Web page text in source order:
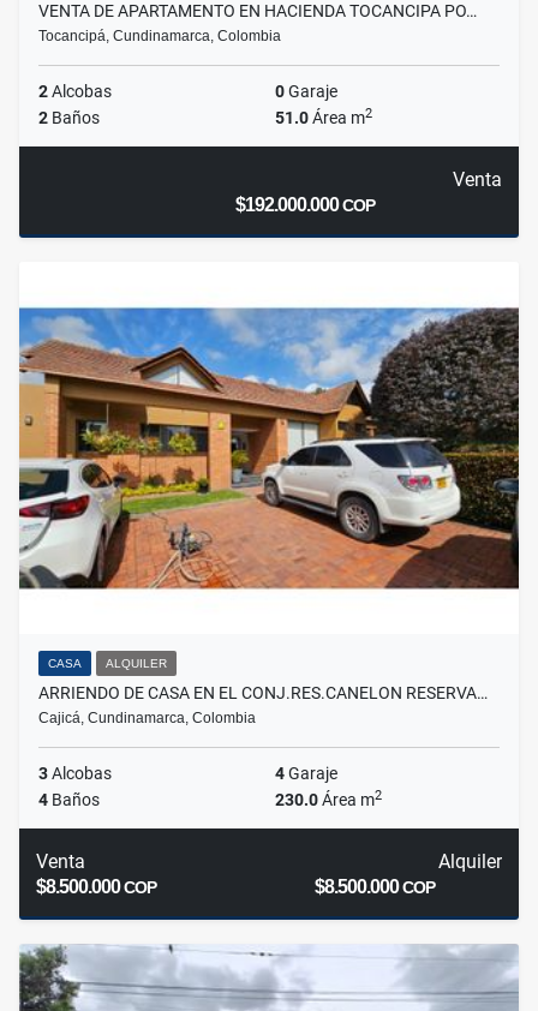
VENTA DE APARTAMENTO EN HACIENDA TOCANCIPA PO…
Tocancipá, Cundinamarca, Colombia
2Alcobas 0Garaje
2 Baños 51.0Área m2
Venta
$192.000.000COP
CASA ALQUILER
ARRIENDO DE CASA EN EL CONJ.RES.CANELON RESERVA…
Cajicá, Cundinamarca, Colombia
3Alcobas 4Garaje
4 Baños 230.0Área m2
Venta
$8.500.000COP
Alquiler
$8.500.000COP